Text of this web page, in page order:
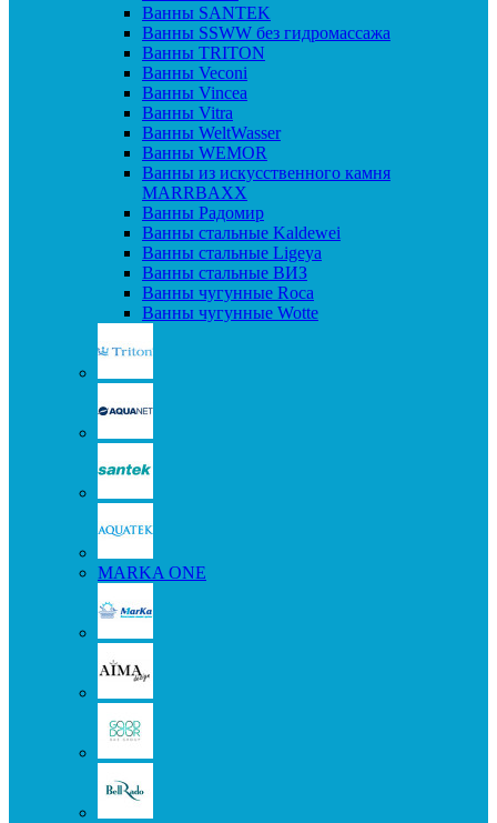
Ванны SANTEK
Ванны SSWW без гидромассажа
Ванны TRITON
Ванны Veconi
Ванны Vincea
Ванны Vitra
Ванны WeltWasser
Ванны WEMOR
Ванны из искусственного камня
MARRBAXX
Ванны Радомир
Ванны стальные Kaldewei
Ванны стальные Ligeya
Ванны стальные ВИЗ
Ванны чугунные Roca
Ванны чугунные Wotte
MARKA ONE